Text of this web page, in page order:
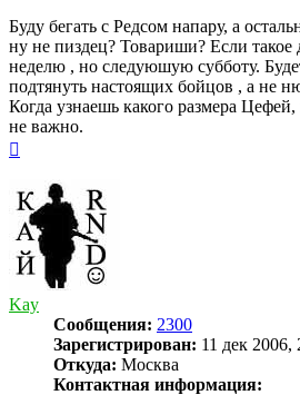
Буду бегать с Редсом напару, а
ну не пиздец? Товариши? Если такое
неделю , но следуюшую субботу.
подтянуть настоящих бойцов , а не
Когда узнаешь какого размера Цефей,
не важно.
началу
Kay
Сообщения: 2300
Зарегистрирован: 11 дек 2006,
Откуда: Москва
Контактная информация: